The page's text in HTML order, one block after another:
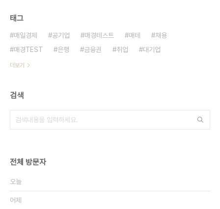
태그
매일경제 공기업 매경테스트 매테
채용
매경TEST
은행 금융권 취업 대기업
더보기
검색
전체 방문자
오늘
어제